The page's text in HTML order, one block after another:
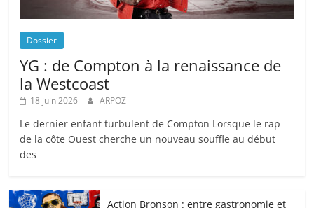
Dossier
YG : de Compton à la renaissance de
la Westcoast
18 juin 2026 ARPOZ
Le dernier enfant turbulent de Compton Lorsque le rap
de la côte Ouest cherche un nouveau souffle au début
des
Action Bronson : entre gastronomie et